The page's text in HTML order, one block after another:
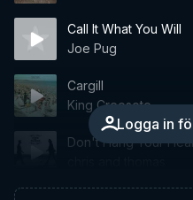
Call It What You Will
Joe Pug
Logga in
Cargill
King Creosote
Don't Hang Your